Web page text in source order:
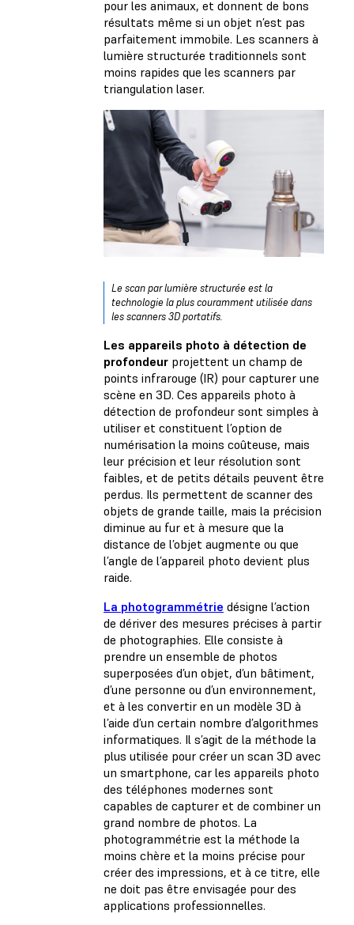
pour les animaux, et donnent de bons
résultats même si un objet n’est pas
parfaitement immobile. Les scanners à
lumière structurée traditionnels sont
moins rapides que les scanners par
triangulation laser.
Le scan par lumière structurée est la
technologie la plus couramment utilisée dans
les scanners 3D portatifs.
Les appareils photo à détection de
profondeur projettent un champ de
points infrarouge (IR) pour capturer une
scène en 3D. Ces appareils photo à
détection de profondeur sont simples à
utiliser et constituent l’option de
numérisation la moins coûteuse, mais
leur précision et leur résolution sont
faibles, et de petits détails peuvent être
perdus. Ils permettent de scanner des
objets de grande taille, mais la précision
diminue au fur et à mesure que la
distance de l’objet augmente ou que
l’angle de l’appareil photo devient plus
raide.
La photogrammétrie désigne l’action
de dériver des mesures précises à partir
de photographies. Elle consiste à
prendre un ensemble de photos
superposées d’un objet, d’un bâtiment,
d’une personne ou d’un environnement,
et à les convertir en un modèle 3D à
l’aide d’un certain nombre d’algorithmes
informatiques. Il s’agit de la méthode la
plus utilisée pour créer un scan 3D avec
un smartphone, car les appareils photo
des téléphones modernes sont
capables de capturer et de combiner un
grand nombre de photos. La
photogrammétrie est la méthode la
moins chère et la moins précise pour
créer des impressions, et à ce titre, elle
ne doit pas être envisagée pour des
applications professionnelles.